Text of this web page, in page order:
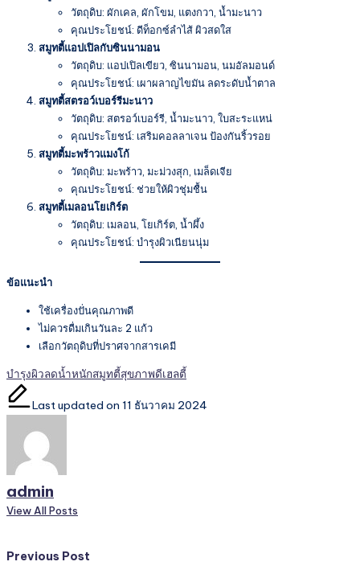
วัตถุดิบ: ผักเคล, ผักโขม, แตงกวา, น้ำมะนาว
คุณประโยชน์: ดีท็อกซ์ลำไส้ ผิวสดใส
สมูทตี้แอปเปิลกับซินนามอน
วัตถุดิบ: แอปเปิลเขียว, ซินนามอน, นมอัลมอนด์
คุณประโยชน์: เผาผลาญไขมัน ลดระดับน้ำตาล
สมูทตี้สตรอว์เบอร์รีมะนาว
วัตถุดิบ: สตรอว์เบอร์รี, น้ำมะนาว, ใบสะระแหน่
คุณประโยชน์: เสริมคอลลาเจน ป้องกันริ้วรอย
สมูทตี้มะพร้าวแมงโก้
วัตถุดิบ: มะพร้าว, มะม่วงสุก, เมล็ดเจีย
คุณประโยชน์: ช่วยให้ผิวชุ่มชื้น
สมูทตี้เมลอนโยเกิร์ต
วัตถุดิบ: เมลอน, โยเกิร์ต, น้ำผึ้ง
คุณประโยชน์: บำรุงผิวเนียนนุ่ม
ข้อแนะนำ
ใช้เครื่องปั่นคุณภาพดี
ไม่ควรดื่มเกินวันละ 2 แก้ว
เลือกวัตถุดิบที่ปราศจากสารเคมี
Tags:
บำรุงผิวลดน้ำหนักสมูทตี้สุขภาพดีเฮลตี้
Last updated on 11 ธันวาคม 2024
admin
View All Posts
Post
Previous Post